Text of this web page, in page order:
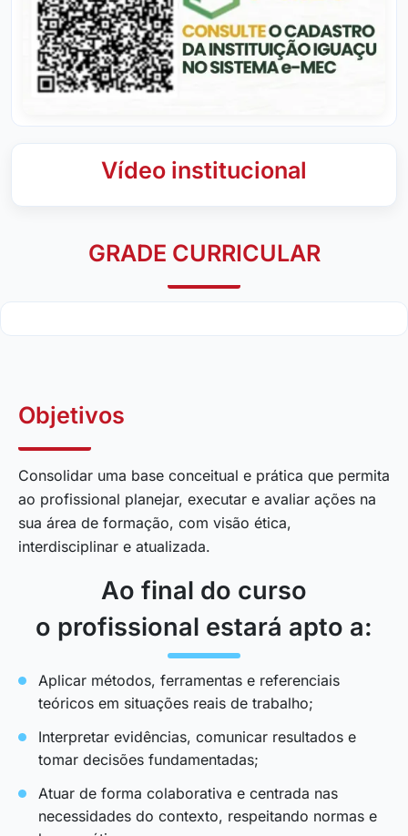
Vídeo institucional
GRADE CURRICULAR
Objetivos
Consolidar uma base conceitual e prática que permita
ao profissional planejar, executar e avaliar ações na
sua área de formação, com visão ética,
interdisciplinar e atualizada.
Ao final do curso
o profissional estará apto a:
Aplicar métodos, ferramentas e referenciais
teóricos em situações reais de trabalho;
Interpretar evidências, comunicar resultados e
tomar decisões fundamentadas;
Atuar de forma colaborativa e centrada nas
necessidades do contexto, respeitando normas e